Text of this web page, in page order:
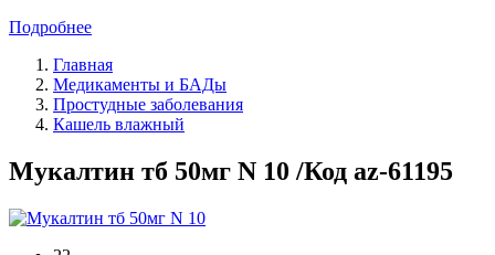
Подробнее
Главная
Медикаменты и БАДы
Простудные заболевания
Кашель влажный
Мукалтин тб 50мг N 10 /Код az-61195